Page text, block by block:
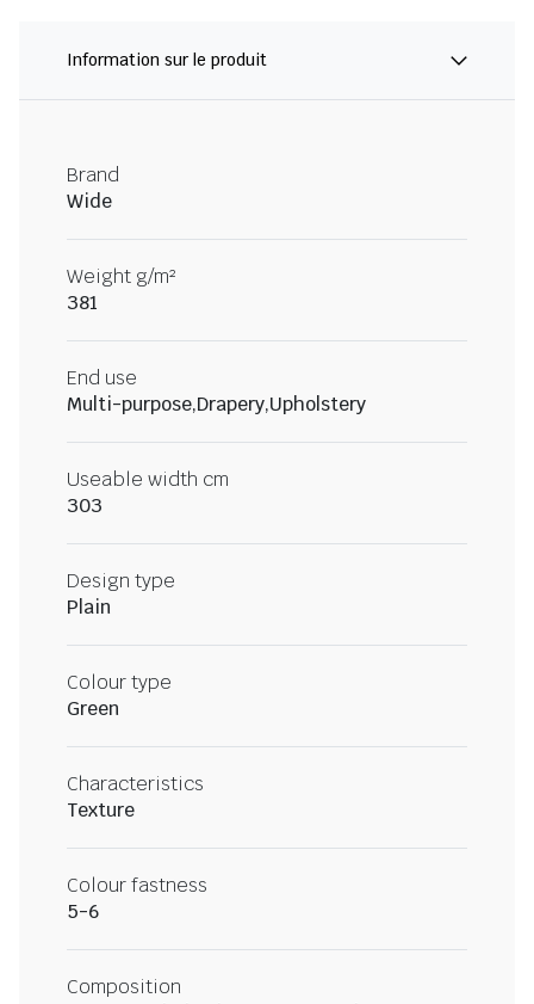
Information sur le produit
Brand
Wide
Weight g/m²
381
End use
Multi-purpose,Drapery,Upholstery
Useable width cm
303
Design type
Plain
Colour type
Green
Characteristics
Texture
Colour fastness
5-6
Composition